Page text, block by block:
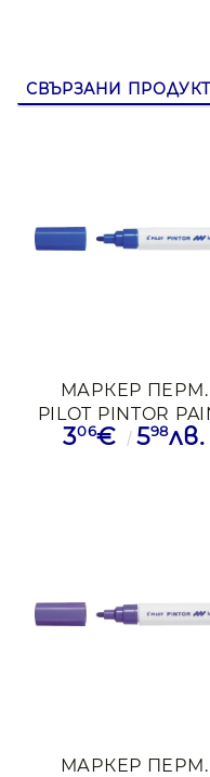
СВЪРЗАНИ
МАРКЕР ПЕРМ.
PILOT PINTOR
1.4-4.5ММ СИН
306€ 598лв.
МАРКЕР ПЕРМ.